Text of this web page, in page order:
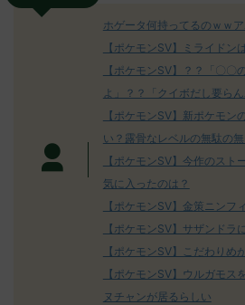
ただダグト
れたウミト
ッグヘルムかっこいいか
決めた！ (ﾜｯﾁｮｲW b524-
2023/06/28(水 ...
ホゲータ何持ってるのｗｗ
【ポケモンSV】ミライドン
【ポケモンSV】？？「〇〇
よ」？？「クイボだし要らん
【ポケモンSV】新ポケモン
い？露骨なレベルの無駄の
【ポケモンSV】今作のス
気に入ったのは？
【ポケモンSV】金策ニンフ
【ポケモンSV】サザンドラ
【ポケモンSV】こだわりめ
【ポケモンSV】ウルガモス
ヌチャンが居るらしい